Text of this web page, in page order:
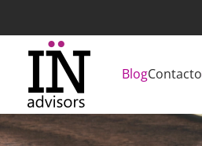
BlogContacto